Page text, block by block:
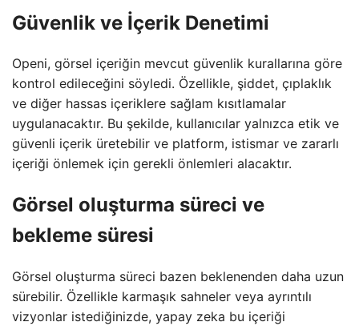
Güvenlik ve İçerik Denetimi
Openi, görsel içeriğin mevcut güvenlik kurallarına göre
kontrol edileceğini söyledi. Özellikle, şiddet, çıplaklık
ve diğer hassas içeriklere sağlam kısıtlamalar
uygulanacaktır. Bu şekilde, kullanıcılar yalnızca etik ve
güvenli içerik üretebilir ve platform, istismar ve zararlı
içeriği önlemek için gerekli önlemleri alacaktır.
Görsel oluşturma süreci ve
bekleme süresi
Görsel oluşturma süreci bazen beklenenden daha uzun
sürebilir. Özellikle karmaşık sahneler veya ayrıntılı
vizyonlar istediğinizde, yapay zeka bu içeriği